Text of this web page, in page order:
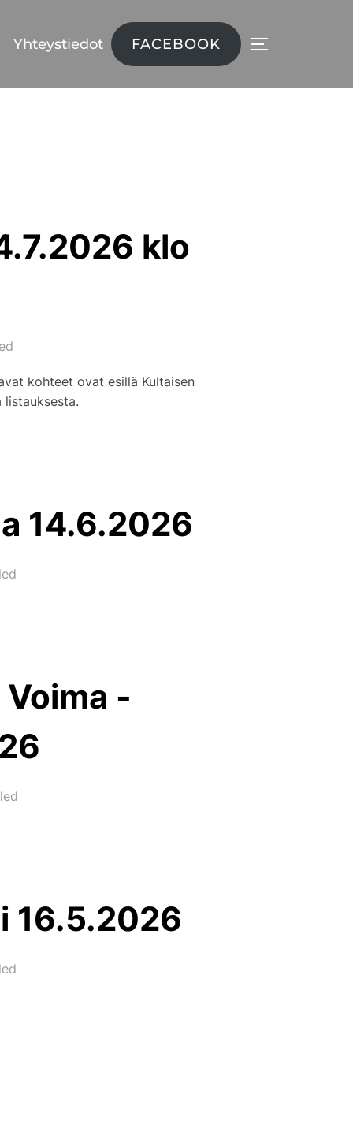
Yhteystiedot FACEBOOK TOGGLE
klo
kohteet ovat esillä Kultaisen
listauksesta.
14.6.2026
-
16.5.2026